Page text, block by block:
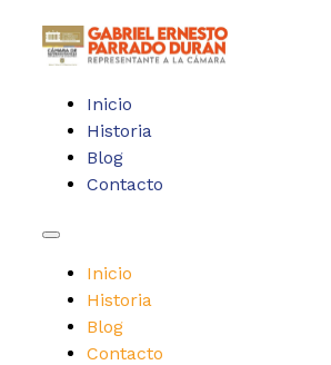
Inicio
Historia
Blog
Contacto
Inicio
Historia
Blog
Contacto